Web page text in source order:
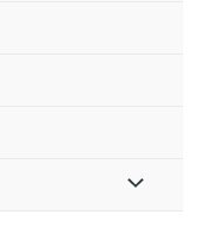
Menu